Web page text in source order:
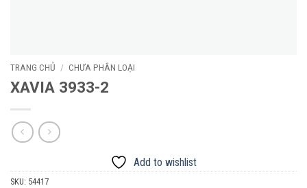
TRANG CHỦ / CHƯA PHÂN LOẠI
XAVIA 3933-2
Add to wishlist
SKU: 54417